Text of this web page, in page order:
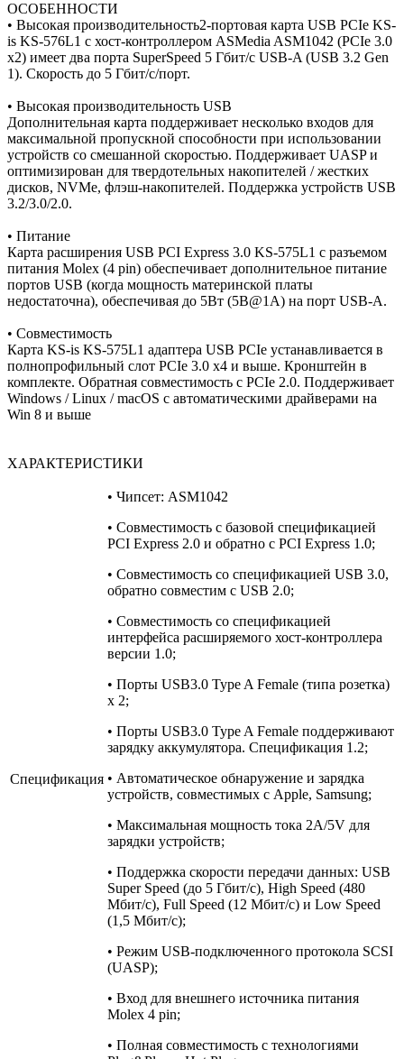
ОСОБЕННОСТИ
• Высокая производительность2-портовая карта USB PCIe KS-
is KS-576L1 с хост-контроллером ASMedia ASM1042 (PCIe 3.0
x2) имеет два порта SuperSpeed 5 Гбит/с USB-A (USB 3.2 Gen
1). Скорость до 5 Гбит/с/порт.
• Высокая производительность USB
Дополнительная карта поддерживает несколько входов для
максимальной пропускной способности при использовании
устройств со смешанной скоростью. Поддерживает UASP и
оптимизирован для твердотельных накопителей / жестких
дисков, NVMe, флэш-накопителей. Поддержка устройств USB
3.2/3.0/2.0.
• Питание
Карта расширения USB PCI Express 3.0 KS-575L1 с разъемом
питания Molex (4 pin) обеспечивает дополнительное питание
портов USB (когда мощность материнской платы
недостаточна), обеспечивая до 5Вт (5В@1А) на порт USB-A.
• Совместимость
Карта KS-is KS-575L1 адаптера USB PCIe устанавливается в
полнопрофильный слот PCIe 3.0 x4 и выше. Кронштейн в
комплекте. Обратная совместимость с PCIe 2.0. Поддерживает
Windows / Linux / macOS с автоматическими драйверами на
Win 8 и выше
ХАРАКТЕРИСТИКИ
Спецификация
• Чипсет: ASM1042
• Совместимость с базовой спецификацией
PCI Express 2.0 и обратно с PCI Express 1.0;
• Совместимость со спецификацией USB 3.0,
обратно совместим с USB 2.0;
• Совместимость со спецификацией
интерфейса расширяемого хост-контроллера
версии 1.0;
• Порты USB3.0 Type A Female (типа розетка)
x 2;
• Порты USB3.0 Type A Female поддерживают
зарядку аккумулятора. Спецификация 1.2;
• Автоматическое обнаружение и зарядка
устройств, совместимых с Apple, Samsung;
• Максимальная мощность тока 2A/5V для
зарядки устройств;
• Поддержка скорости передачи данных: USB
Super Speed (до 5 Гбит/с), High Speed (480
Мбит/с), Full Speed (12 Мбит/с) и Low Speed
(1,5 Мбит/с);
• Режим USB-подключенного протокола SCSI
(UASP);
• Вход для внешнего источника питания
Molex 4 pin;
• Полная совместимость с технологиями